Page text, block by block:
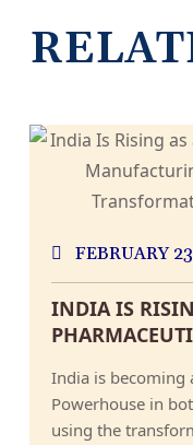
FEBRUARY
INDIA IS
India is becoming
Powerhouse in
using the